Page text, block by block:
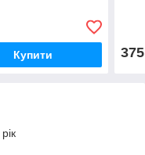
Купити 375